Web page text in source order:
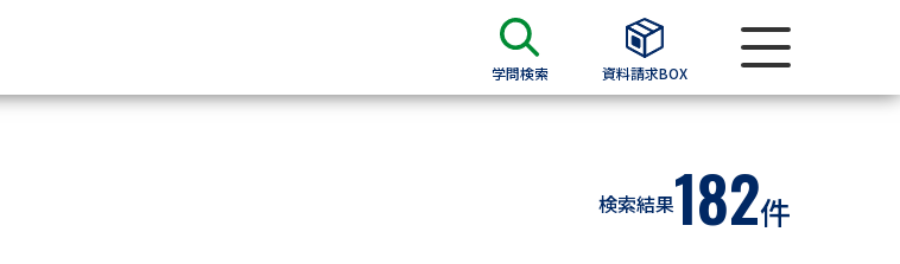
学問検索 資料請求BOX
検索結果182件